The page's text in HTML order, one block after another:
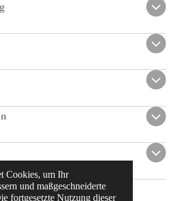
Cookies, um Ihr
und maßgeschneiderte
fortgesetzte Nutzung dieser